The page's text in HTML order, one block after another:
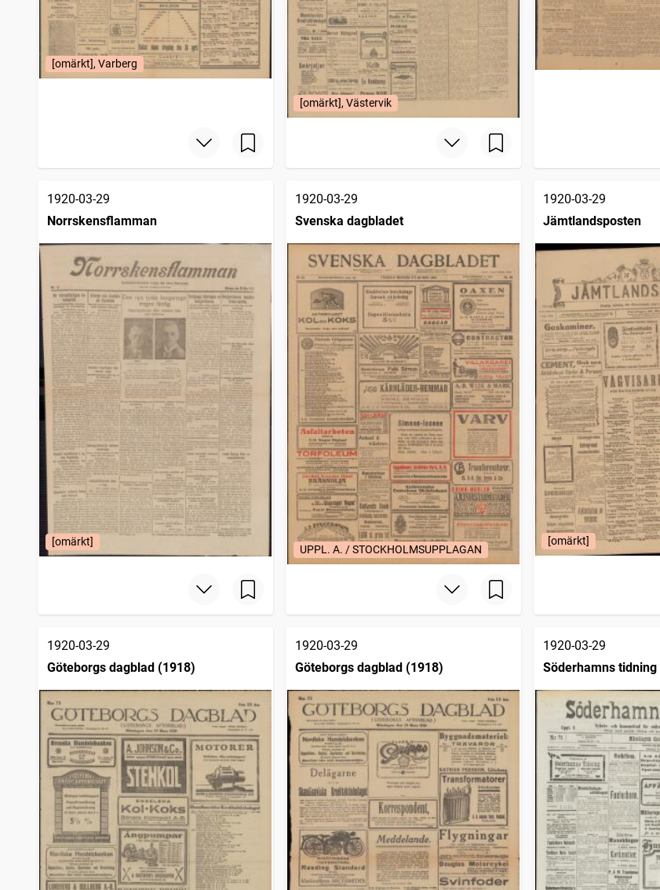
[omärkt], Varberg
[omärkt], Västervik
1920-03-29
Norrskensflamman
[omärkt]
1920-03-29
Svenska dagbladet
UPPL. A. / STOCKHOLMSUPPLAGAN
1920-03-29
Jämtlandsposten
[omärkt]
1920-03-29
Göteborgs dagblad (1918)
1920-03-29
Göteborgs dagblad (1918)
1920-03-29
Söderhamns tidning